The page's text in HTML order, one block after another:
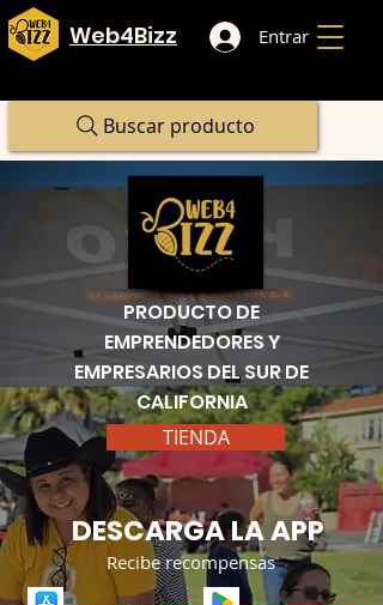
Web4Bizz Entrar
Buscar producto
PRODUCTO DE
EMPRENDEDORES Y
EMPRESARIOS DEL SUR DE
CALIFORNIA
TIENDA
DESCARGA LA APP
Recibe recompensas